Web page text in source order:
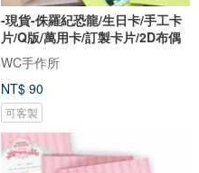
-現貨-侏羅紀恐龍/生日卡/手工卡
片/Q版/萬用卡/訂製卡片/2D布偶
WC手作所
NT$ 90
可客製